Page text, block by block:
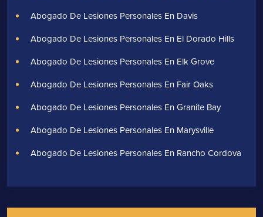
Abogado De Lesiones Personales En Davis
Abogado De Lesiones Personales En El Dorado Hills
Abogado De Lesiones Personales En Elk Grove
Abogado De Lesiones Personales En Fair Oaks
Abogado De Lesiones Personales En Granite Bay
Abogado De Lesiones Personales En Marysville
Abogado De Lesiones Personales En Rancho Cordova